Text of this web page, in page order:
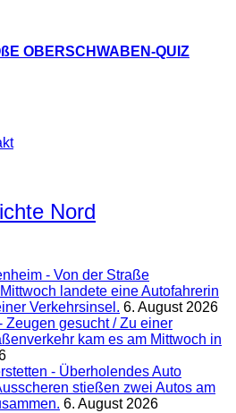
OBERSCHWABEN-QUIZ
Nord
- Von der Straße
landete eine Autofahrerin
Verkehrsinsel. 6. August 2026
Zeugen gesucht / Zu einer
kam es am Mittwoch in
- Überholendes Auto
stießen zwei Autos am
6. August 2026